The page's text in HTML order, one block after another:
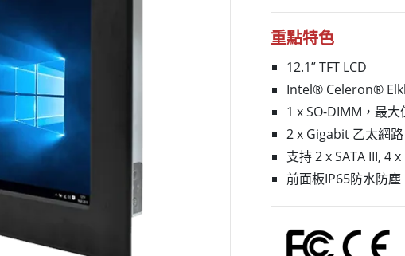
USB Type-C
長條形數位電子看板
邊緣運算人工智慧工業電腦
嵌入式解決方案
嵌入式電腦 / IP65 防水強固型電腦
工業物聯網閘道器
無線電閘道器
醫管等級
醫管等級強固型平板電腦
醫管等級工業電腦
石油和天然氣, ATEX等級
ATEX等級強固型平板電腦
ATEX等級強固型手持行動電腦
人工智慧電腦
邊緣運算人工智慧移動電腦
邊緣運算人工智慧工業電腦
邊緣運算人工智慧嵌入式電腦
重點特色
12.1” TFT LCD
Intel® Celeron®
1 x SO-DIMM，最
2 x Gigabit 乙太網路
支持 2 x SATA III, 4
前面板IP65防水防塵